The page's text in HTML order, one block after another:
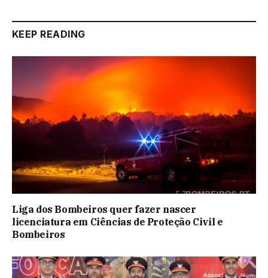
KEEP READING
Liga dos Bombeiros quer fazer nascer
licenciatura em Ciências de Proteção Civil e
Bombeiros